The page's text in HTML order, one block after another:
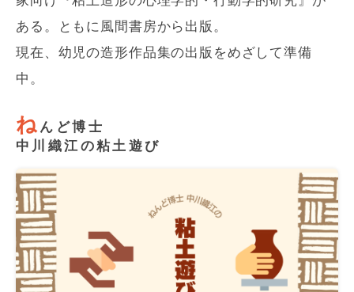
ある。ともに風間書房から出版。
現在、幼児の造形作品集の出版をめざして準備
中。
ね んど博士
中川織江の粘土遊び